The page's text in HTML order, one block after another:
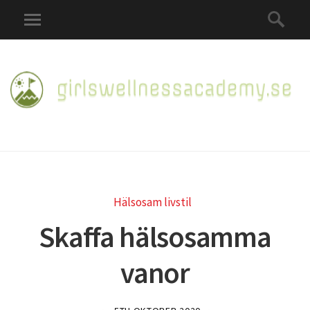
Hälsosam livstil
Skaffa hälsosamma
vanor